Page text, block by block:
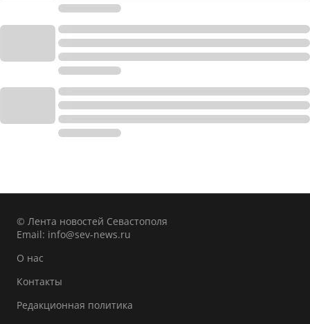
© Лента новостей Севастополя
Email: info@sev-news.ru
О нас
Контакты
Редакционная политика